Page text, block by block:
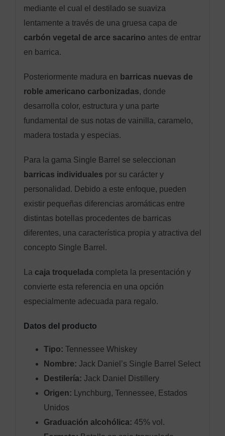
mediante el cual el destilado se suaviza
lentamente a través de una gruesa capa de
carbón vegetal de arce sacarino antes de entrar
en barrica.
Posteriormente madura en barricas nuevas de
roble americano carbonizadas, donde
desarrolla color, estructura y una parte
fundamental de sus notas de vainilla, caramelo,
madera tostada y especias.
Para la gama Single Barrel se seleccionan
barricas individuales por su carácter y
personalidad. Debido a este enfoque, pueden
existir pequeñas diferencias aromáticas entre
distintas botellas procedentes de barricas
diferentes, una característica propia y atractiva del
concepto Single Barrel.
La caja troqueladacompleta la presentación y
convierte esta referencia en una opción
especialmente adecuada para regalo.
Datos del producto
Tipo: Tennessee Whiskey
Nombre: Jack Daniel’s Single Barrel Select
Destilería: Jack Daniel Distillery
Origen: Lynchburg, Tennessee, Estados
Unidos
Graduación alcohólica: 45% vol.